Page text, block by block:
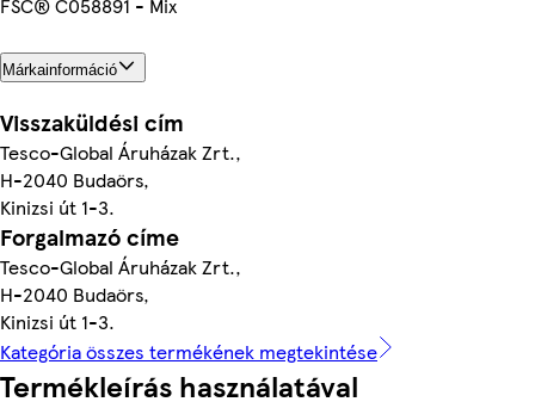
Márkainformáció
Visszaküldési cím
Tesco-Global Áruházak Zrt.,
H-2040 Budaörs,
Kinizsi út 1-3.
Forgalmazó címe
Tesco-Global Áruházak Zrt.,
H-2040 Budaörs,
Kinizsi út 1-3.
Kategória összes termékének megtekintése
Termékleírás használatával